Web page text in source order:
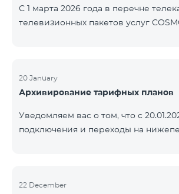
предоставлена по мере изменения
Благодарим за понимание.
С 1 марта 2026 года в перечне
телевизионных пакетов услуг
только в тех регионах, где их
обязательной. Данные изменения
телевизионной платформы и
соответствуют нормам местного
20 January
Архивирование тарифных планов
Уведомляем вас о том, что с
подключения и переходы на
22 December